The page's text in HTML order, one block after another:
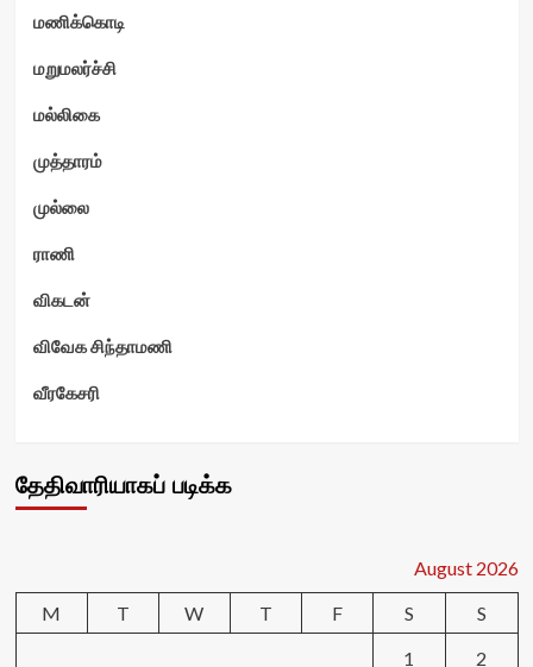
மணிக்கொடி
மறுமலர்ச்சி
மல்லிகை
முத்தாரம்
முல்லை
ராணி
விகடன்
விவேக சிந்தாமணி
வீரகேசரி
தேதிவாரியாகப் படிக்க
August 2026
M
T W T F S
S
1
2